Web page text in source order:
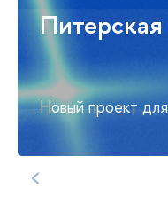
Новый проект